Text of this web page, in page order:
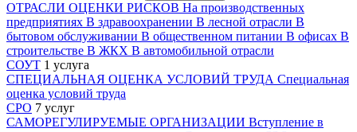
ОТРАСЛИ ОЦЕНКИ РИСКОВ На производственных
предприятиях В здравоохранении В лесной отрасли В
бытовом обслуживании В общественном питании В офисах В
строительстве В ЖКХ В автомобильной отрасли
СОУТ 1 услуга
СПЕЦИАЛЬНАЯ ОЦЕНКА УСЛОВИЙ ТРУДА Специальная
оценка условий труда
СРО 7 услуг
САМОРЕГУЛИРУЕМЫЕ ОРГАНИЗАЦИИ Вступление в